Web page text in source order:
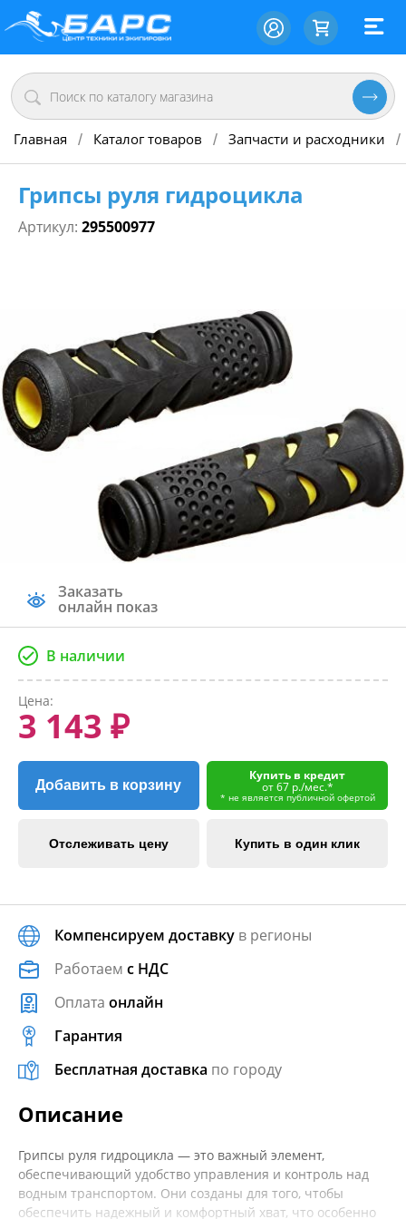
Главная / Каталог товаров / Запчасти и расходники /
Грипсы руля гидроцикла
Артикул: 295500977
Заказать
онлайн показ
В наличии
Цена:
3 143 ₽
Добавить в корзину
Купить в кредит
от 67 р./мес.*
* не является публичной офертой
Отслеживать цену Купить в один клик
Компенсируем доставку в регионы
Работаем с НДС
Оплата онлайн
Гарантия
Бесплатная доставка по городу
Описание
Грипсы руля гидроцикла — это важный элемент,
обеспечивающий удобство управления и контроль над
водным транспортом. Они созданы для того, чтобы
обеспечить надежный и комфортный хват, что особенно